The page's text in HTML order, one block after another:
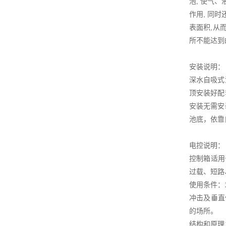
作用, 同时
表面积,从
所不能达
安装说明：
深水自吸
顶安装好
安装无需
池底，依
电控说明：
控制箱适
过载、短
使用条件
冲击及垂
的场所。
结构和原